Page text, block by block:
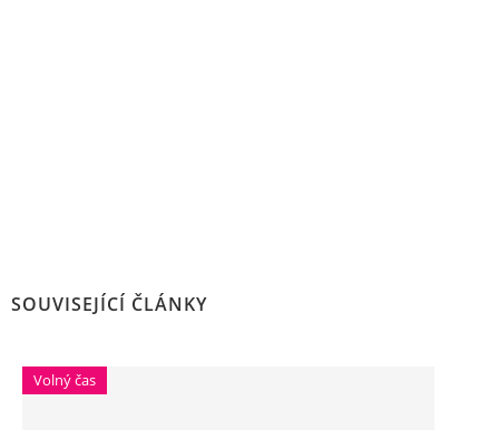
SOUVISEJÍCÍ ČLÁNKY
Volný čas